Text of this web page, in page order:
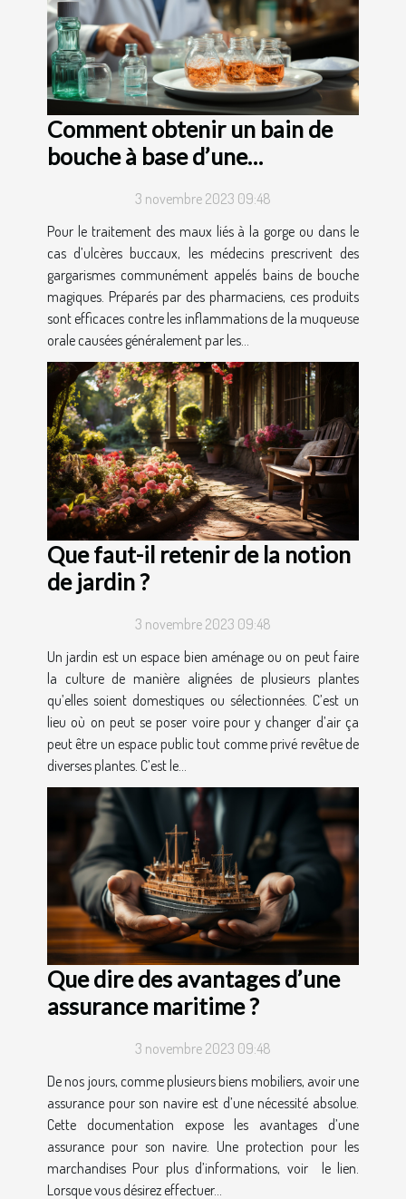
Comment obtenir un bain de
bouche à base d’une
3 novembre 2023 09:48
Pour le traitement des maux liés à la gorge ou dans le
cas d’ulcères buccaux, les médecins prescrivent des
gargarismes communément appelés bains de bouche
magiques. Préparés par des pharmaciens, ces produits
sont efficaces contre les inflammations de la muqueuse
orale causées généralement par les...
Que faut-il retenir de la notion
de jardin ?
3 novembre 2023 09:48
Un jardin est un espace bien aménage ou on peut faire
la culture de manière alignées de plusieurs plantes
qu’elles soient domestiques ou sélectionnées. C’est un
lieu où on peut se poser voire pour y changer d’air ça
peut être un espace public tout comme privé revêtue de
diverses plantes. C’est le...
Que dire des avantages d’une
assurance maritime ?
3 novembre 2023 09:48
De nos jours, comme plusieurs biens mobiliers, avoir une
assurance pour son navire est d’une nécessité absolue.
Cette documentation expose les avantages d’une
assurance pour son navire. Une protection pour les
marchandises Pour plus d’informations, voir le lien.
Lorsque vous désirez effectuer...